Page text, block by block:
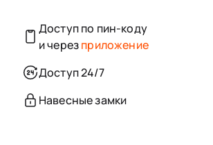
Доступ по пин-коду
и черезприложение
Доступ 24/7
Навесные замки